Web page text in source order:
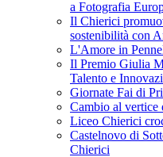
a Fotografia
Il Chierici
sostenibilità con
L'Amore in
Il Premio Giulia
Talento e
Giornate Fai di
Cambio al vertice
Liceo Chierici
Castelnovo di
Chierici